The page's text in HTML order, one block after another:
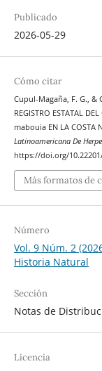
Publicado
2026-05-29
Cómo citar
Cupul-Magaña, F. G., &
REGISTRO ESTATAL
mabouia EN LA COSTA
Latinoamericana De
https://doi.org/
Más formatos de
Número
Vol. 9 Núm. 2
Historia Natural
Sección
Notas de
Licencia